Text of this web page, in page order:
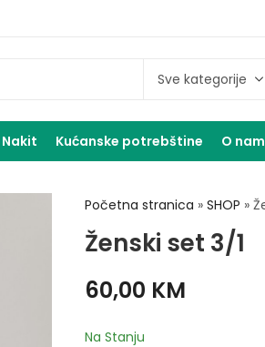
Nakit Kućanske potrebštine O
Početna stranica » SHOP »
Ženski set 3/1
60,00 KM
Na Stanju